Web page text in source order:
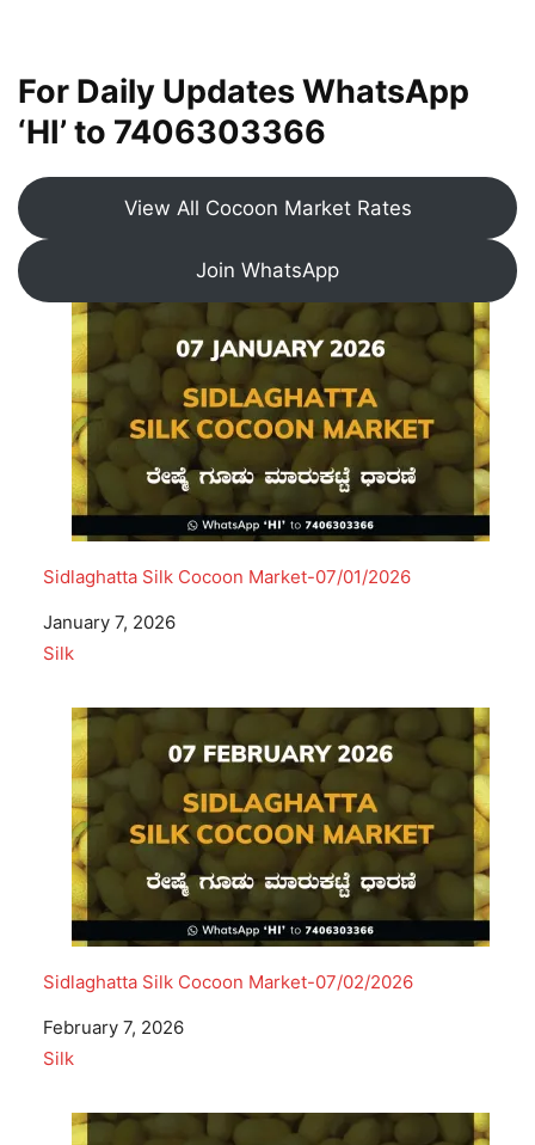
For Daily Updates WhatsApp
‘HI’ to 7406303366
View All Cocoon Market Rates
Join WhatsApp
Sidlaghatta Silk Cocoon Market-07/01/2026
Date
January 7, 2026
In relation to
Silk
Sidlaghatta Silk Cocoon Market-07/02/2026
Date
February 7, 2026
In relation to
Silk